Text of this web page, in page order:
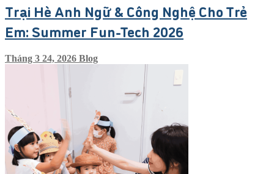
Trại Hè Anh Ngữ & Công Nghệ Cho Trẻ
Em: Summer Fun-Tech 2026
Tháng 3 24, 2026 Blog